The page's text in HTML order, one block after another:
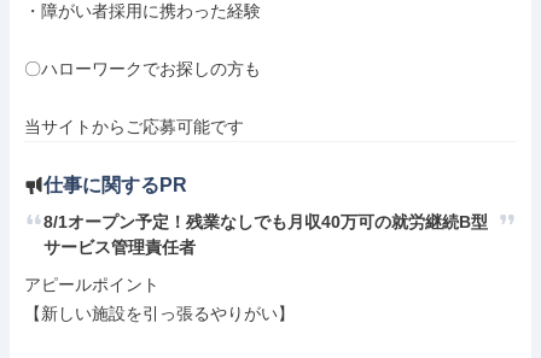
・障がい者採用に携わった経験
〇ハローワークでお探しの方も
当サイトからご応募可能です
仕事に関するPR
8/1オープン予定！残業なしでも月収40万可の就労継続B型
サービス管理責任者
アピールポイント
【新しい施設を引っ張るやりがい】